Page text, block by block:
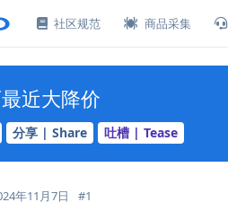
社区规范 商品采集
分享 | Share 吐槽 | Tease
近大降价
年11月7日 #1